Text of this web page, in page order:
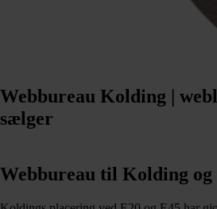
Webbureau Kolding |
sælger
Webbureau til Kolding